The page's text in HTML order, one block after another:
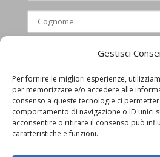
Gestisci
Per fornire le migliori esperienze,
per memorizzare e/o accedere alle
consenso a queste tecnologie ci
comportamento di navigazione o ID unici
acconsentire o ritirare il consenso può
caratteristiche e funzioni.
Ho letto e accettato
privacy